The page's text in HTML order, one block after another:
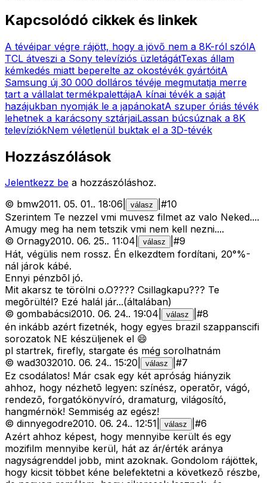
Kapcsolódó cikkek és linkek
A tévéipar végre rájött, hogy a jövő nem a 8K-ról szólA
TCL átveszi a Sony televíziós üzletágátTexas állam
kémkedés miatt beperelte az okostévék gyártóitA
Samsung új 30 000 dolláros tévéje megmutatja merre
tart a vállalat termékpalettájaA kínai tévék a saját
hazájukban nyomják le a japánokatA szuper óriás tévék
lehetnek a karácsony sztárjaiLassan búcsúznak a 8K
televíziókNem véletlenül buktak el a 3D-tévék
Hozzászólások
Jelentkezz be a hozzászóláshoz.
© bmw2011. 05. 01.. 18:06 válasz #10
Szerintem Te nezzel vmi muvesz filmet az valo Neked....
Amugy meg ha nem tetszik vmi nem kell nezni....
© Ornagy2010. 06. 25.. 11:04 válasz #9
Hát, végülis nem rossz. Én elkezdtem fordítani, 20°%-
nál járok kábé.
Ennyi pénzbõl jó.
Mit akarsz te törölni o.O???? Csillagkapu??? Te
megõrültél? Ezé halál jár...(általában)
© gombabácsi2010. 06. 24.. 19:04 válasz #8
én inkább azért fizetnék, hogy egyes brazil szappanscifi
sorozatok NE készüljenek el 😄
pl startrek, firefly, stargate és még sorolhatnám
© wad3032010. 06. 24.. 15:20 válasz #7
Ez csodálatos! Már csak egy két apróság hiányzik
ahhoz, hogy nézhetõ legyen: színész, operatõr, vágó,
rendezõ, forgatókönyvíró, dramaturg, világosító,
hangmérnök! Semmiség az egész!
© dinnyegodre2010. 06. 24.. 12:51 válasz #6
Azért ahhoz képest, hogy mennyibe került és egy
mozifilm mennyibe kerül, hát az ár/érték aránya
nagyságrenddel jobb, mint azoknak. Gondolom rájöttek,
hogy kicsit többet kéne belefektetni a következõ részbe,